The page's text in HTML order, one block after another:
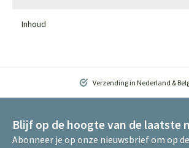
Inhoud
Verzending in Nederland &
Blijf op de hoogte van de laatste
Abonneer je op onze nieuwsbrief om op